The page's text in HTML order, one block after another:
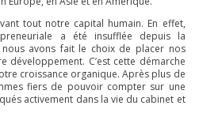
tout notre capital humain. En effet,
a été insufflée depuis la
avons fait le choix de placer nos
développement. C’est cette démarche
croissance organique. Après plus de
fiers de pouvoir compter sur une
activement dans la vie du cabinet et